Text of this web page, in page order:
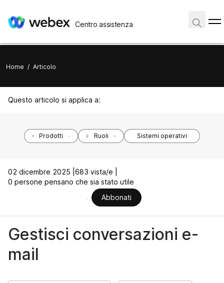
Centro assistenza
Home / Articolo
Questo articolo si applica a:
Prodotti Ruoli Sistemi operativi
02 dicembre 2025 | 683 vista/e |
0 persone pensano che sia stato utile
Abbonati
Gestisci conversazioni e-
mail